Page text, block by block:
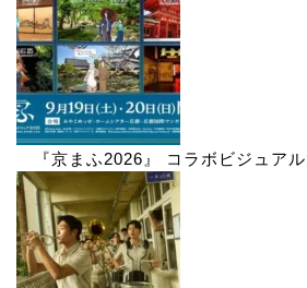
『京まふ2026』 コラボビジュアル